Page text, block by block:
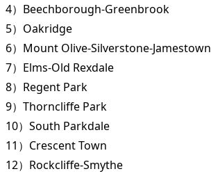
4）Beechborough-Greenbrook
5）Oakridge
6）Mount Olive-Silverstone-Jamestown
7）Elms-Old Rexdale
8）Regent Park
9）Thorncliffe Park
10）South Parkdale
11）Crescent Town
12）Rockcliffe-Smythe